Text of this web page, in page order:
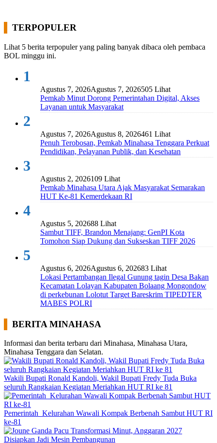
TERPOPULER
Lihat 5 berita terpopuler yang paling banyak dibaca oleh pembaca
BOL minggu ini.
1
Agustus 7, 2026Agustus 7, 2026505 Lihat
Pemkab Minut Dorong Pemerintahan Digital, Akses
Layanan untuk Masyarakat
2
Agustus 7, 2026Agustus 8, 2026461 Lihat
Penuh Terobosan, Pemkab Minahasa Tenggara Perkuat
Pendidikan, Pelayanan Publik, dan Kesehatan
3
Agustus 2, 2026109 Lihat
Pemkab Minahasa Utara Ajak Masyarakat Semarakan
HUT Ke-81 Kemerdekaan RI
4
Agustus 5, 202688 Lihat
Sambut TIFF, Brandon Menajang: ​GenPI Kota
Tomohon Siap Dukung dan Sukseskan TIFF 2026
5
Agustus 6, 2026Agustus 6, 202683 Lihat
Lokasi Pertambangan Ilegal Gunung tagin Desa Bakan
Kecamatan Lolayan Kabupaten Bolaang Mongondow
di perkebunan Lolotut Target Bareskrim TIPEDTER
MABES POLRI
BERITA MINAHASA
Informasi dan berita terbaru dari Minahasa, Minahasa Utara,
Minahasa Tenggara dan Selatan.
Wakili Bupati Ronald Kandoli, Wakil Bupati Fredy Tuda Buka
seluruh Rangkaian Kegiatan Meriahkan HUT RI ke 81
Pemerintah Kelurahan Wawali Kompak Berbenah Sambut HUT RI
ke-81